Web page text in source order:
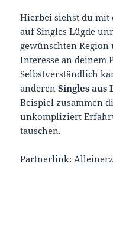
Hierbei siehst du
auf Singles Lügde
gewünschten
Interesse an deinem
Selbstverständlich
anderenSingles aus
Beispiel zusammen
unkompliziert
tauschen.
Partnerlink: